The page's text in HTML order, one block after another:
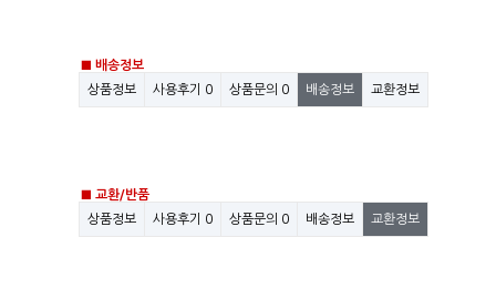
■ 배송정보
상품정보
사용후기 0 상품문의 0 배송정보 교환정보
■ 교환/반품
상품정보
사용후기 0 상품문의 0 배송정보 교환정보